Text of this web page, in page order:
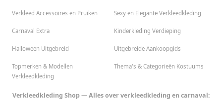
Verkleed Accessoires en Pruiken Sexy en Elegante Verkleedkleding
Carnaval Extra Kinderkleding Verdieping
Halloween Uitgebreid Uitgebreide Aankoopgids
Topmerken & Modellen
Verkleedkleding
Thema's & Categorieën Kostuums
Verkleedkleding Shop — Alles over verkleedkleding en carnaval: